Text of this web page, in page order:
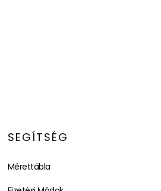
SEGÍTSÉG
Mérettábla